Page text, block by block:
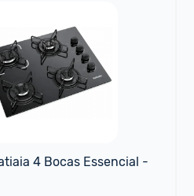
4 Bocas Essencial -